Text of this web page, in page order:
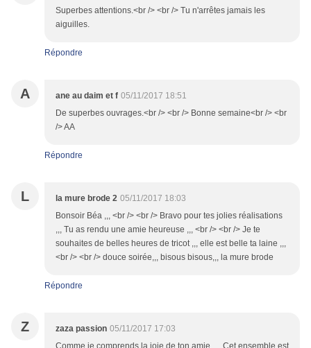
Superbes attentions.<br /> <br /> Tu n'arrêtes jamais les
aiguilles.
Répondre
A ane au daim et f 05/11/2017 18:51
De superbes ouvrages.<br /> <br /> Bonne semaine<br /> <br
/> AA
Répondre
L la mure brode 2 05/11/2017 18:03
Bonsoir Béa ,,, <br /> <br /> Bravo pour tes jolies réalisations
,,, Tu as rendu une amie heureuse ,,, <br /> <br /> Je te
souhaites de belles heures de tricot ,,, elle est belle ta laine ,,,
<br /> <br /> douce soirée,,, bisous bisous,,, la mure brode
Répondre
Z zaza passion 05/11/2017 17:03
Comme je comprends la joie de ton amie..... Cet ensemble est